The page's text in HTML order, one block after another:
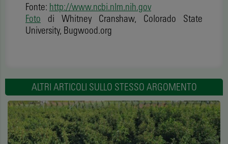
Fonte: http://www.ncbi.nlm.nih.gov
Foto di Whitney Cranshaw, Colorado State
University, Bugwood.org
ALTRI ARTICOLI SULLO STESSO ARGOMENTO